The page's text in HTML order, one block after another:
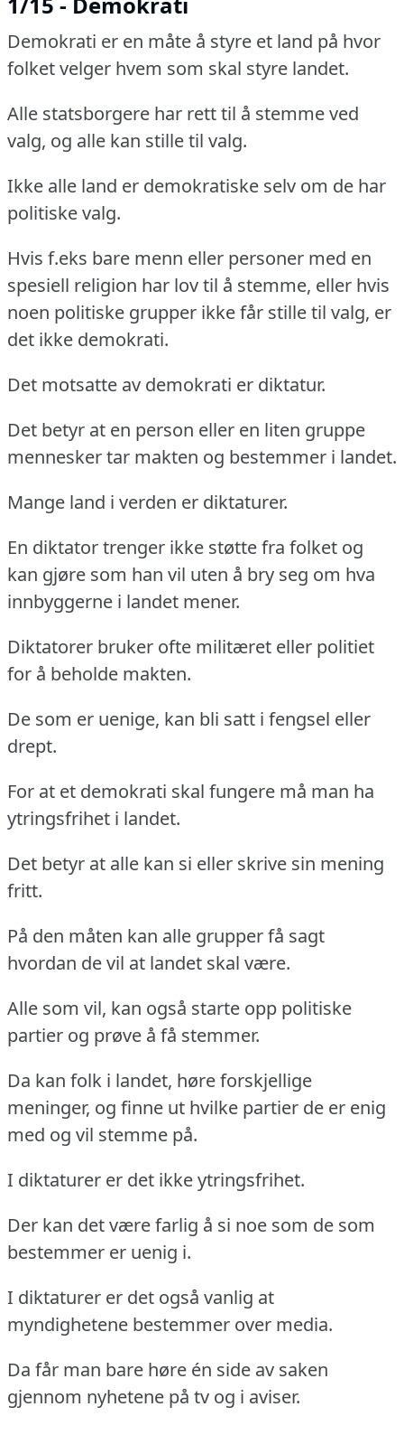
Demokrati er en måte å styre et land på hvor
folket velger hvem som skal styre landet.
Alle statsborgere har rett til å stemme ved
valg, og alle kan stille til valg.
Ikke alle land er demokratiske selv om de har
politiske valg.
Hvis f.eks bare menn eller personer med en
spesiell religion har lov til å stemme, eller hvis
noen politiske grupper ikke får stille til valg, er
det ikke demokrati.
Det motsatte av demokrati er diktatur.
Det betyr at en person eller en liten gruppe
mennesker tar makten og bestemmer i landet.
Mange land i verden er diktaturer.
En diktator trenger ikke støtte fra folket og
kan gjøre som han vil uten å bry seg om hva
innbyggerne i landet mener.
Diktatorer bruker ofte militæret eller politiet
for å beholde makten.
De som er uenige, kan bli satt i fengsel eller
drept.
For at et demokrati skal fungere må man ha
ytringsfrihet i landet.
Det betyr at alle kan si eller skrive sin mening
fritt.
På den måten kan alle grupper få sagt
hvordan de vil at landet skal være.
Alle som vil, kan også starte opp politiske
partier og prøve å få stemmer.
Da kan folk i landet, høre forskjellige
meninger, og finne ut hvilke partier de er enig
med og vil stemme på.
I diktaturer er det ikke ytringsfrihet.
Der kan det være farlig å si noe som de som
bestemmer er uenig i.
I diktaturer er det også vanlig at
myndighetene bestemmer over media.
Da får man bare høre én side av saken
gjennom nyhetene på tv og i aviser.